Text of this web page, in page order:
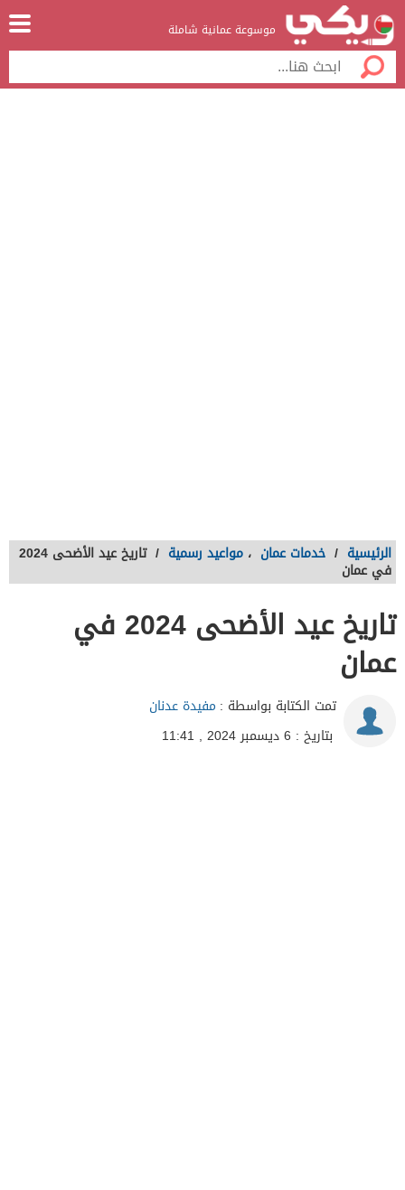
موسوعة عمانية شاملة
الرئيسية / خدمات عمان ، مواعيد رسمية / تاريخ عيد الأضحى 2024
في عمان
تاريخ عيد الأضحى 2024 في
عمان
تمت الكتابة بواسطة : مفيدة عدنان
بتاريخ : 6 ديسمبر 2024 , 11:41